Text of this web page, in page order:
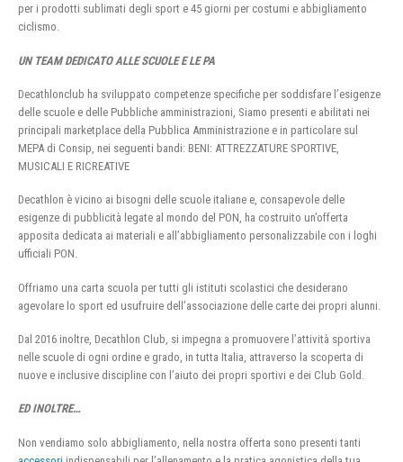
per i prodotti sublimati degli sport e 45 giorni per costumi e abbigliamento
ciclismo.
UN TEAM DEDICATO ALLE SCUOLE E LE PA
Decathlonclub ha sviluppato competenze specifiche per soddisfare l’esigenze
delle scuole e delle Pubbliche amministrazioni, Siamo presenti e abilitati nei
principali marketplace della Pubblica Amministrazione e in particolare sul
MEPA di Consip, nei seguenti bandi: BENI: ATTREZZATURE SPORTIVE,
MUSICALI E RICREATIVE
Decathlon è vicino ai bisogni delle scuole italiane e, consapevole delle
esigenze di pubblicità legate al mondo del PON, ha costruito un’offerta
apposita dedicata ai materiali e all’abbigliamento personalizzabile con i loghi
ufficiali PON.
Offriamo una carta scuola per tutti gli istituti scolastici che desiderano
agevolare lo sport ed usufruire dell’associazione delle carte dei propri alunni.
Dal 2016 inoltre, Decathlon Club, si impegna a promuovere l’attività sportiva
nelle scuole di ogni ordine e grado, in tutta Italia, attraverso la scoperta di
nuove e inclusive discipline con l’aiuto dei propri sportivi e dei Club Gold.
ED INOLTRE…
Non vendiamo solo abbigliamento, nella nostra offerta sono presenti tanti